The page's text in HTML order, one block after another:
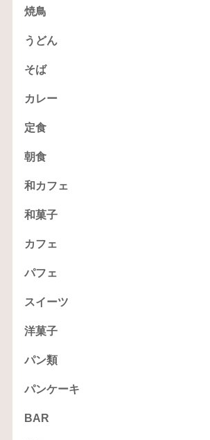
焼鳥
うどん
そば
カレー
定食
朝食
和カフェ
和菓子
カフェ
パフェ
スイーツ
洋菓子
パン類
パンケーキ
BAR